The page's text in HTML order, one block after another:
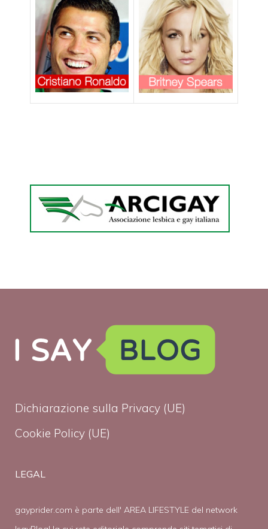
Dichiarazione sulla Privacy (UE)
Cookie Policy (UE)
LEGAL
gayprider.com è parte dell' AREA LIFESTYLE del network